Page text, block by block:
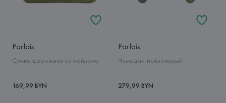
Parfois
Сумка дорожная из нейлона
169,99 BYN
Parfois
Чемодан нейлоновый
279,99 BYN